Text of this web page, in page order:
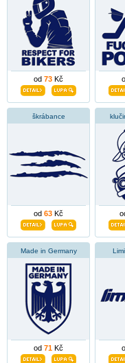
od 73 Kč
škrábance
od 63 Kč
Made in Germany
od 71 Kč